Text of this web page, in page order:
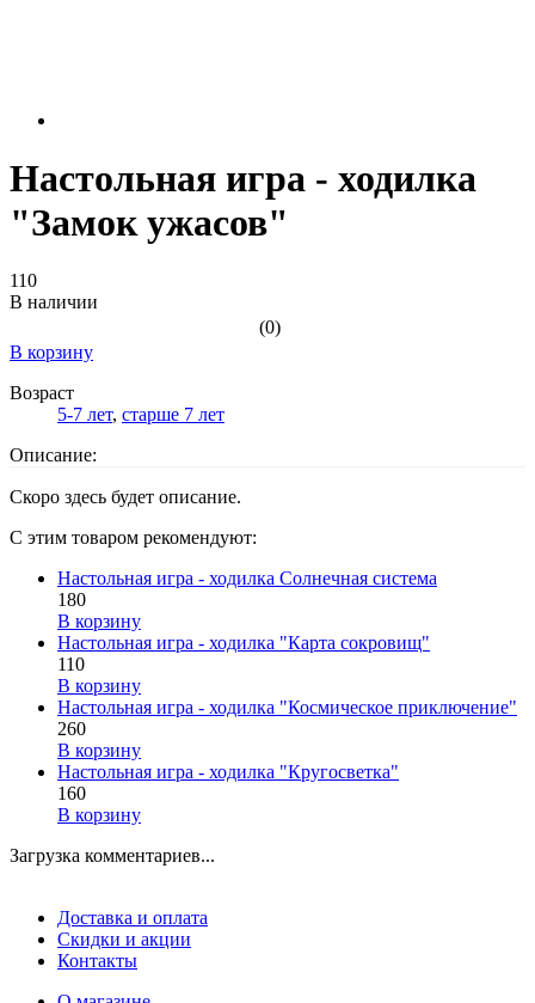
Настольная игра - ходилка
"Замок ужасов"
110
В наличии
(0)
В корзину
Возраст
5-7 лет, старше 7 лет
Описание:
Скоро здесь будет описание.
С этим товаром рекомендуют:
Настольная игра - ходилка Солнечная система
180
В корзину
Настольная игра - ходилка "Карта сокровищ"
110
В корзину
Настольная игра - ходилка "Космическое приключение"
260
В корзину
Настольная игра - ходилка "Кругосветка"
160
В корзину
Загрузка комментариев...
Доставка и оплата
Скидки и акции
Контакты